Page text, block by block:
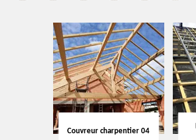
Couvreur charpentier 04